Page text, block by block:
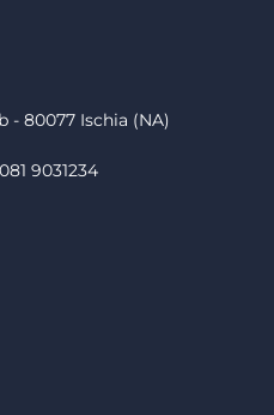
- 80077 Ischia (NA)
9031234